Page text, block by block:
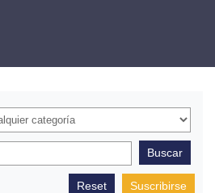
Suscribirse